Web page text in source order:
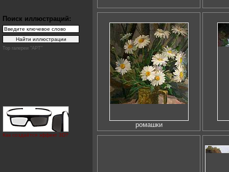
Поиск иллюстраций:
Top галереи "АРТ"
Как создаётся эффект 3D?
ромашки